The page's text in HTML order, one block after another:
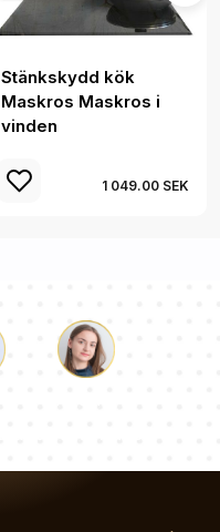
Stänkskydd kök
Maskros Maskros i
vinden
1 049.00 SEK